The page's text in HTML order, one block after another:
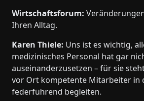
Wirtschaftsforum:
Ihren Alltag.
Karen Thiele: Uns ist es wichtig,
medizinisches Personal hat gar
auseinanderzusetzen – für sie
vor Ort kompetente Mitarbeiter in
federführend begleiten.